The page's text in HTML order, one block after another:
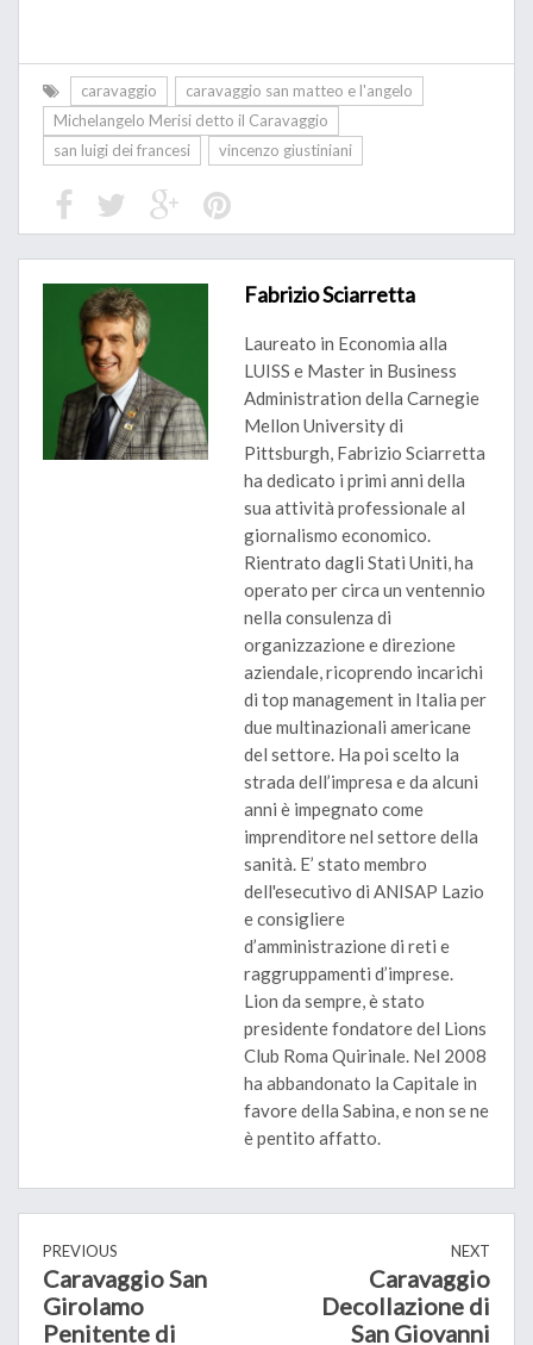
caravaggio
caravaggio san matteo e l'angelo
Michelangelo Merisi detto il Caravaggio
san luigi dei francesi
vincenzo giustiniani
Fabrizio Sciarretta
Laureato in Economia alla
LUISS e Master in Business
Administration della Carnegie
Mellon University di
Pittsburgh, Fabrizio Sciarretta
ha dedicato i primi anni della
sua attività professionale al
giornalismo economico.
Rientrato dagli Stati Uniti, ha
operato per circa un ventennio
nella consulenza di
organizzazione e direzione
aziendale, ricoprendo incarichi
di top management in Italia per
due multinazionali americane
del settore. Ha poi scelto la
strada dell’impresa e da alcuni
anni è impegnato come
imprenditore nel settore della
sanità. E’ stato membro
dell'esecutivo di ANISAP Lazio
e consigliere
d’amministrazione di reti e
raggruppamenti d’imprese.
Lion da sempre, è stato
presidente fondatore del Lions
Club Roma Quirinale. Nel 2008
ha abbandonato la Capitale in
favore della Sabina, e non se ne
è pentito affatto.
PREVIOUS
Caravaggio San
Girolamo
Penitente di
NEXT
Caravaggio
Decollazione di
San Giovanni